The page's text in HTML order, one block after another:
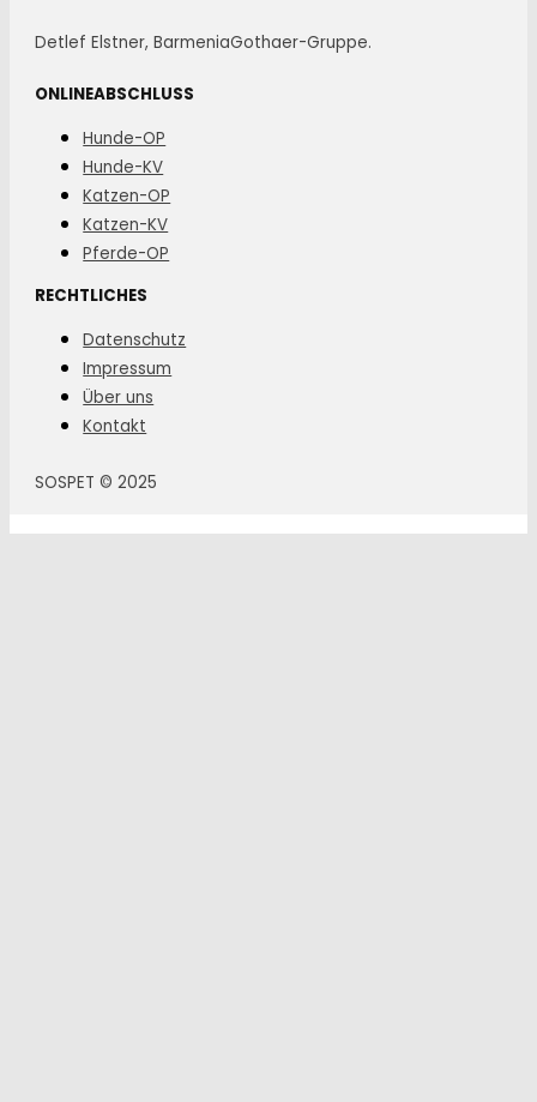
Detlef Elstner, BarmeniaGothaer-Gruppe.
ONLINEABSCHLUSS
Hunde-OP
Hunde-KV
Katzen-OP
Katzen-KV
Pferde-OP
RECHTLICHES
Datenschutz
Impressum
Über uns
Kontakt
SOSPET © 2025